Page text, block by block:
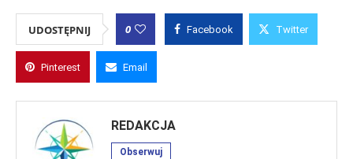
UDOSTĘPNIJ 0 Facebook Twitter
Pinterest Email
REDAKCJA
Obserwuj